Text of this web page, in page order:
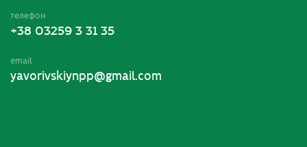
телефон
+38 03259 3 31 35
email
yavorivskiynpp@gmail.com